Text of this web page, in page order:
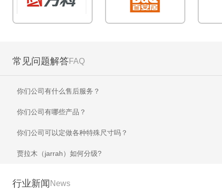
常见问题解答 FAQ
你们公司有什么售后服务？
你们公司有哪些产品？
你们公司可以定做各种特殊尺寸吗？
贾拉木（jarrah）如何分级?
行业新闻 News